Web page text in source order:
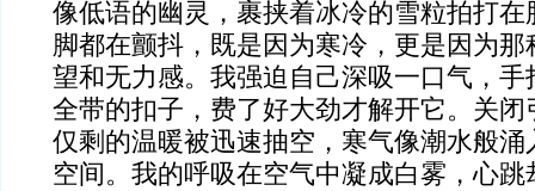
像低语的幽灵，裹挟着冰冷的雪粒拍打在
脚都在颤抖，既是因为寒冷，更是因为那
望和无力感。我强迫自己深吸一口气，
全带的扣子，费了好大劲才解开它。关闭
仅剩的温暖被迅速抽空，寒气像潮水般涌
空间。我的呼吸在空气中凝成白雾，心跳